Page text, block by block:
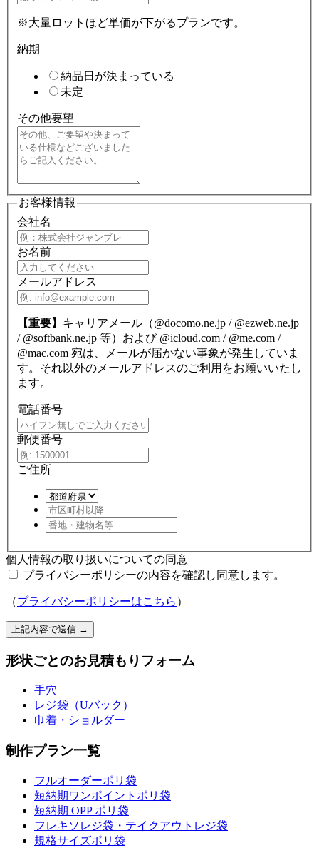
※大量ロットほど単価が下がるプランです。
納期
納品日が決まっている
未定
その他要望
お客様情報
会社名
お名前
メールアドレス
【重要】 キャリアメール（@docomo.ne.jp / @ezweb.ne.jp
/ @softbank.ne.jp 等）および @icloud.com / @me.com /
@mac.com 宛は、メールが届かない事象が発生していま
す。それ以外のメールアドレスのご利用をお願いいたし
ます。
電話番号
郵便番号
ご住所
個人情報の取り扱いについての同意
プライバシーポリシーの内容を確認し同意します。
（プライバシーポリシーはこちら ）
上記内容で送信 →
形状ごとのお見積もりフォーム
手穴
レジ袋（Uバック）
巾着・ショルダー
制作プラン一覧
フルオーダーポリ袋
短納期ワンポイントポリ袋
短納期 OPP ポリ袋
フレキソレジ袋・テイクアウトレジ袋
規格サイズポリ袋